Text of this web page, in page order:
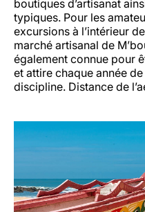
boutiques d’artisanat
typiques. Pour les
excursions à l’intérieur
marché artisanal de
également connue pour
et attire chaque année
discipline. Distance de